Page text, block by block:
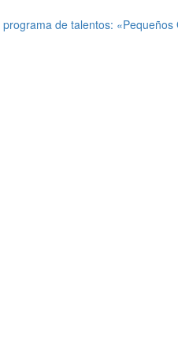
de talentos: «Pequeños